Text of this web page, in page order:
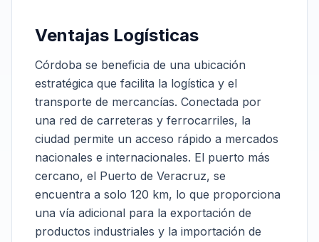
Ventajas Logísticas
Córdoba se beneficia de una ubicación
estratégica que facilita la logística y el
transporte de mercancías. Conectada por
una red de carreteras y ferrocarriles, la
ciudad permite un acceso rápido a mercados
nacionales e internacionales. El puerto más
cercano, el Puerto de Veracruz, se
encuentra a solo 120 km, lo que proporciona
una vía adicional para la exportación de
productos industriales y la importación de